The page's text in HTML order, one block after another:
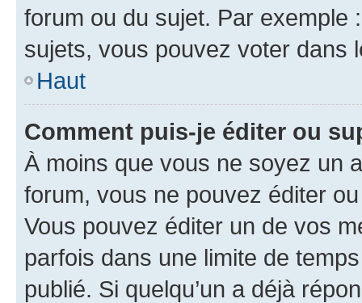
forum ou du sujet. Par exemple
sujets, vous pouvez voter dans
Haut
Comment puis-je éditer ou
À moins que vous ne soyez un
forum, vous ne pouvez éditer
Vous pouvez éditer un de vos
parfois dans une limite de
publié. Si quelqu’un a déjà